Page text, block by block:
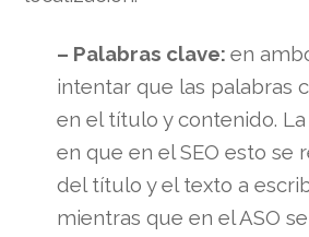
– Palabras clave:en
intentar que las palabras
en el título y contenido.
en que en el SEO esto se
del título y el texto a
mientras que en el ASO